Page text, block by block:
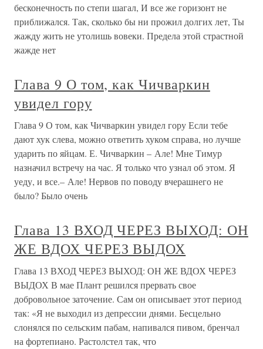
бесконечность по степи шагал, И все же горизонт не
приближался. Так, сколько бы ни прожил долгих лет, Ты
жажду жить не утолишь вовеки. Предела этой страстной
жажде нет
Глава 9 О том, как Чичваркин
увидел гору
Глава 9 О том, как Чичваркин увидел гору Если тебе
дают хук слева, можно ответить хуком справа, но лучше
ударить по яйцам. Е. Чичваркин – Але! Мне Тимур
назначил встречу на час. Я только что узнал об этом. Я
уеду, и все.– Але! Нервов по поводу вчерашнего не
было? Было очень
Глава 13 ВХОД ЧЕРЕЗ ВЫХОД: ОН
ЖЕ ВДОХ ЧЕРЕЗ ВЫДОХ
Глава 13 ВХОД ЧЕРЕЗ ВЫХОД: ОН ЖЕ ВДОХ ЧЕРЕЗ
ВЫДОХ В мае Плант решился прервать свое
добровольное заточение. Сам он описывает этот период
так: «Я не выходил из депрессии днями. Бесцельно
слонялся по сельским пабам, напивался пивом, бренчал
на фортепиано. Растолстел так, что